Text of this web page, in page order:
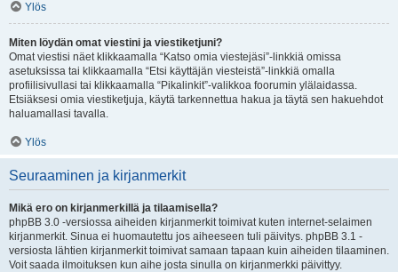
Ylös
Miten löydän omat viestini ja viestiketjuni?
Omat viestisi näet klikkaamalla “Katso omia viestejäsi”-linkkiä omissa
asetuksissa tai klikkaamalla “Etsi käyttäjän viesteistä”-linkkiä omalla
profiilisivullasi tai klikkaamalla “Pikalinkit”-valikkoa foorumin ylälaidassa.
Etsiäksesi omia viestiketjuja, käytä tarkennettua hakua ja täytä sen hakuehdot
haluamallasi tavalla.
Ylös
Seuraaminen ja kirjanmerkit
Mikä ero on kirjanmerkillä ja tilaamisella?
phpBB 3.0 -versiossa aiheiden kirjanmerkit toimivat kuten internet-selaimen
kirjanmerkit. Sinua ei huomautettu jos aiheeseen tuli päivitys. phpBB 3.1 -
versiosta lähtien kirjanmerkit toimivat samaan tapaan kuin aiheiden tilaaminen.
Voit saada ilmoituksen kun aihe josta sinulla on kirjanmerkki päivittyy.